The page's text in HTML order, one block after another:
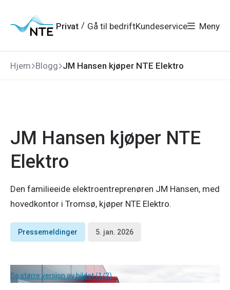
hovedmeny
søk
hovedinnhold
bunnområde
Privat / Gå til bedriftKundeservice Meny
Hjem Blogg JM Hansen kjøper NTE Elektro
JM Hansen kjøper NTE
Elektro
Den familieeide elektroentreprenøren JM Hansen, med
hovedkontor i Tromsø, kjøper NTE Elektro.
Pressemeldinger 5. jan. 2026
Se større versjon av bildet (1/2)